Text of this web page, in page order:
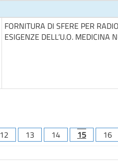
12 13 14 15 16
FORNITURA DI SFERE PER
ESIGENZE DELL’U.O. MEDICINA